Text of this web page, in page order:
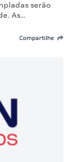
serão
As…
Compartilhe